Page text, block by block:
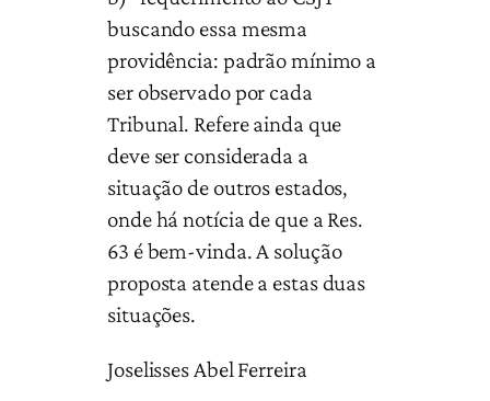
buscando essa mesma
providência: padrão mínimo a
ser observado por cada
Tribunal. Refere ainda que
deve ser considerada a
situação de outros estados,
onde há notícia de que a Res.
63 é bem-vinda. A solução
proposta atende a estas duas
situações.
Joselisses Abel Ferreira